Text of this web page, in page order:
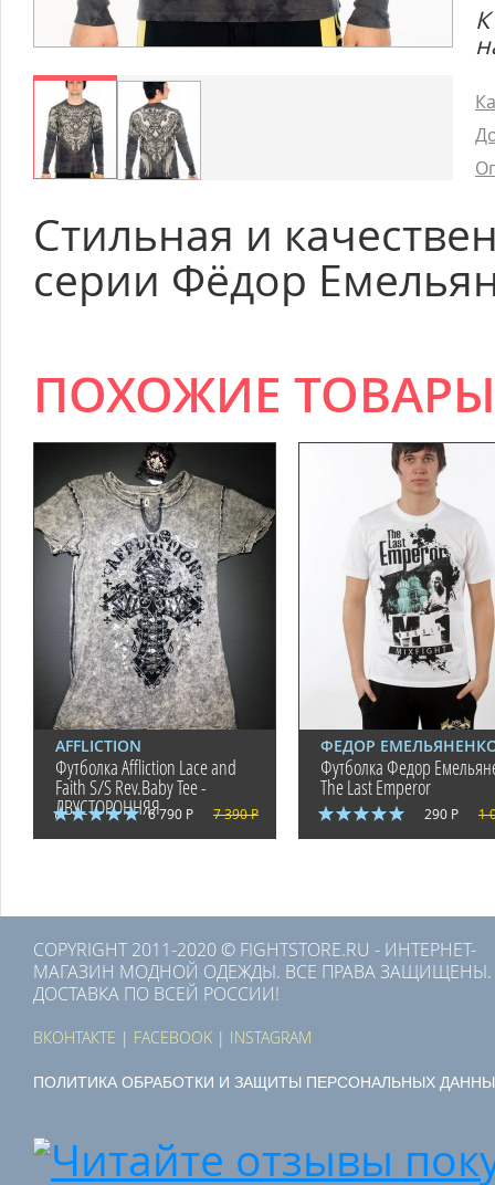
Стильная и
серии Фёдор
ПОХОЖИЕ ТОВАРЫ
AFFLICTION
Футболка Affliction Lace and
Faith S/S Rev.Baby Tee -
ДВУСТОРОННЯЯ6 790 Р 7 390 Р
ФЕДОР
Футболка Федор
The Last Emperor
290 Р 1
COPYRIGHT 2011-2020 © FIGHTSTORE.RU - ИНТЕРНЕТ-
МАГАЗИН МОДНОЙ ОДЕЖДЫ. ВСЕ ПРАВА ЗАЩИЩЕНЫ.
ДОСТАВКА ПО ВСЕЙ РОССИИ!
ВКОНТАКТЕ | FACEBOOK | INSTAGRAM
ПОЛИТИКА ОБРАБОТКИ И ЗАЩИТЫ ПЕРСОНАЛЬНЫХ